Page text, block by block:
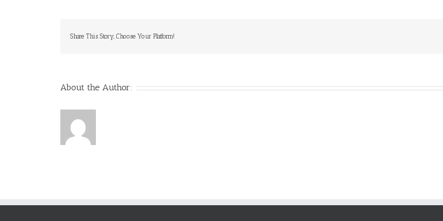
Share This Story, Choose Your Platform!
About the Author: